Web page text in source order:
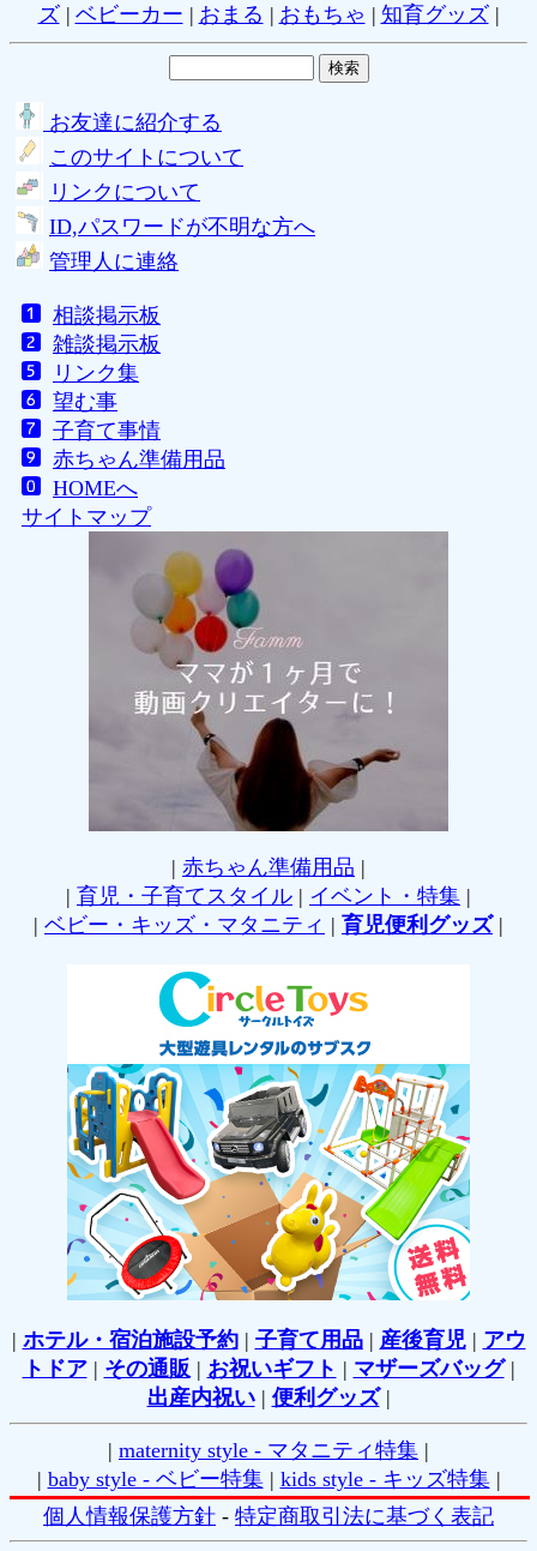
ズ| ベビーカー | おまる | おもちゃ | 知育グッズ|
お友達に紹介する
このサイトについて
リンクについて
ID,パスワードが不明な方へ
管理人に連絡
相談掲示板
雑談掲示板
リンク集
望む事
子育て事情
赤ちゃん準備用品
HOMEへ
サイトマップ
| 赤ちゃん準備用品 |
| 育児・子育てスタイル | イベント・特集 |
| ベビー・キッズ・マタニティ | 育児便利グッズ|
| ホテル・宿泊施設予約| 子育て用品| 産後育児| アウ
トドア| その通販 | お祝いギフト | マザーズバッグ|
出産内祝い| 便利グッズ|
| maternity style - マタニティ特集 |
| baby style - ベビー特集| kids style - キッズ特集|
個人情報保護方針 - 特定商取引法に基づく表記